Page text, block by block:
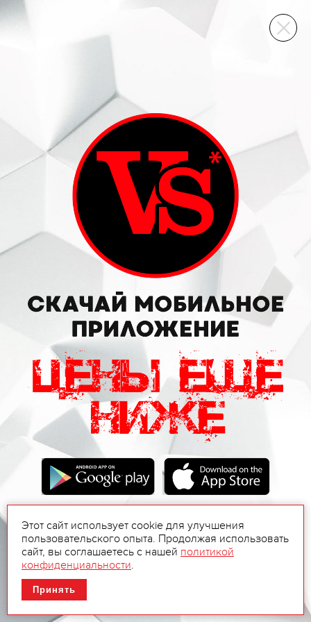
ВИННЫЙ СКЛАД
Этот сайт использует cookie для улучшения
пользовательского опыта. Продолжая использовать
сайт, вы соглашаетесь с нашей политикой
конфиденциальности.
Принять